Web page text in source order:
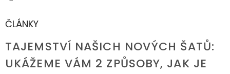
ČLÁNKY
TAJEMSTVÍ NAŠICH NOVÝCH ŠATŮ:
UKÁŽEME VÁM 2 ZPŮSOBY, JAK JE